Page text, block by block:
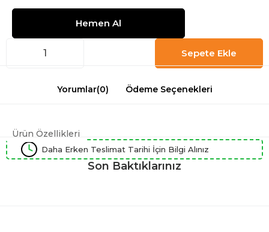
Yorumlar(0) Ödeme Seçenekleri
Ürün Özellikleri
Daha Erken Teslimat Tarihi İçin Bilgi Alınız
Son Baktıklarınız